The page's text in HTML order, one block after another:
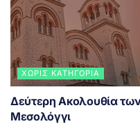
ΧΩΡΊΣ ΚΑΤΗΓΟΡΊΑ
Δεύτερη Ακολουθία των
Μεσολόγγι